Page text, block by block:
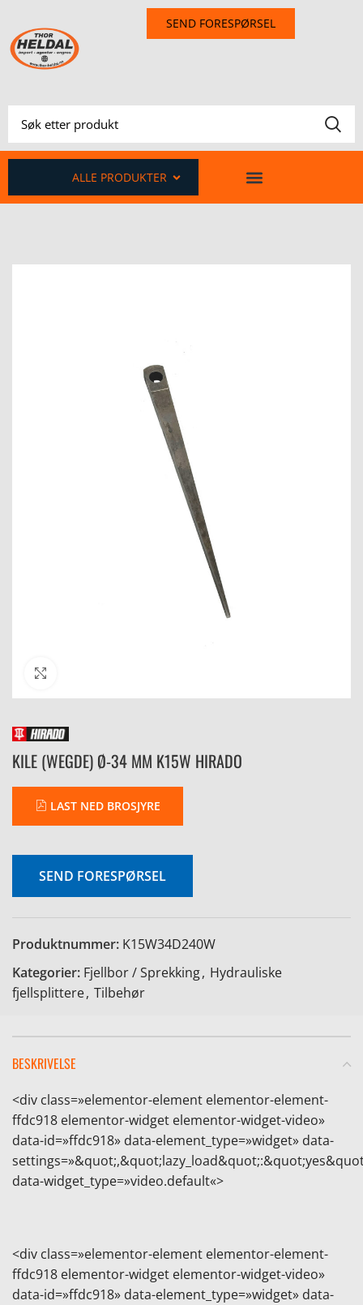
SEND FORESPØRSEL
ALLE PRODUKTER
KILE (WEGDE) Ø-34 MM K15W HIRADO
LAST NED BROSJYRE
SEND FORESPØRSEL
Produktnummer: K15W34D240W
Kategorier: Fjellbor / Sprekking, Hydrauliske
fjellsplittere, Tilbehør
BESKRIVELSE
<div class=»elementor-element elementor-element-
ffdc918 elementor-widget elementor-widget-video»
data-id=»ffdc918» data-element_type=»widget» data-
settings=»
data-widget_type=»video.default«>
<div class=»elementor-element elementor-element-
ffdc918 elementor-widget elementor-widget-video»
data-id=»ffdc918» data-element_type=»widget» data-